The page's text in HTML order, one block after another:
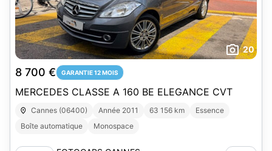
20
8 700 € GARANTIE 12 MOIS
MERCEDES CLASSE A 160 BE ELEGANCE CVT
Cannes (06400) Année 2011 63 156 km
Essence
Boîte automatique
Monospace